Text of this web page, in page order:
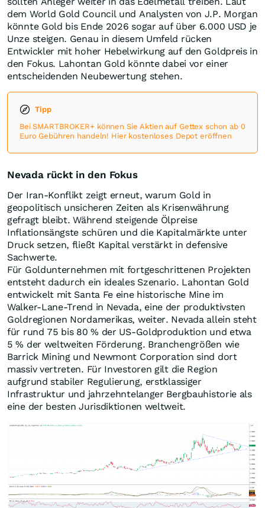
dem World Gold Council und Analysten von J.P. Morgan
könnte Gold bis Ende 2026 sogar auf über 6.000 USD je
Unze steigen. Genau in diesem Umfeld rücken
Entwickler mit hoher Hebelwirkung auf den Goldpreis in
den Fokus. Lahontan Gold könnte dabei vor einer
entscheidenden Neubewertung stehen.
Tipp
Bei SMARTBROKER+ können Sie Aktien auf Gettex schon ab 0
Euro Gebühren handeln! Hier kostenloses Depot eröffnen
Nevada rückt in den Fokus
Der Iran-Konflikt zeigt erneut, warum Gold in
geopolitisch unsicheren Zeiten als Krisenwährung
gefragt bleibt. Während steigende Ölpreise
Inflationsängste schüren und die Kapitalmärkte unter
Druck setzen, fließt Kapital verstärkt in defensive
Sachwerte.
Für Goldunternehmen mit fortgeschrittenen Projekten
entsteht dadurch ein ideales Szenario. Lahontan Gold
entwickelt mit Santa Fe eine historische Mine im
Walker-Lane-Trend in Nevada, eine der produktivsten
Goldregionen Nordamerikas, weiter. Nevada allein steht
für rund 75 bis 80 % der US-Goldproduktion und etwa
5 % der weltweiten Förderung. Branchengrößen wie
Barrick Mining und Newmont Corporation sind dort
massiv vertreten. Für Investoren gilt die Region
aufgrund stabiler Regulierung, erstklassiger
Infrastruktur und jahrzehntelanger Bergbauhistorie als
eine der besten Jurisdiktionen weltweit.